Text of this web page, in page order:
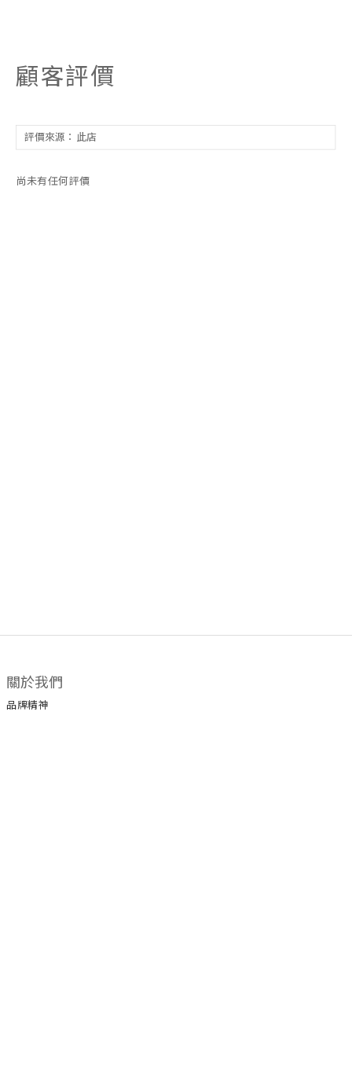
顧客評價
尚未有任何評價
關於我們
品牌精神